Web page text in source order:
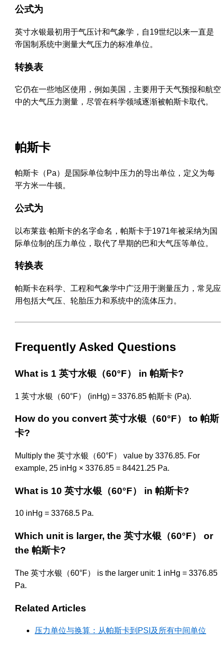
公式为
英寸水银最初用于气压计和气象学，自19世纪以来一直是
帝国制系统中测量大气压力的标准单位。
转换表
它仍在一些地区使用，例如美国，主要用于天气预报和航空
中的大气压力测量，尽管在科学领域逐渐被帕斯卡取代。
帕斯卡
帕斯卡（Pa）是国际单位制中压力的导出单位，定义为每
平方米一牛顿。
公式为
以布莱兹·帕斯卡的名字命名，帕斯卡于1971年被采纳为国
际单位制的压力单位，取代了早期的巴和大气压等单位。
转换表
帕斯卡在科学、工程和气象学中广泛用于测量压力，常见应
用包括大气压、轮胎压力和系统中的流体压力。
Frequently Asked Questions
What is 1 英寸水银（60°F） in 帕斯卡?
1 英寸水银（60°F） (inHg) = 3376.85 帕斯卡 (Pa).
How do you convert 英寸水银（60°F） to 帕斯
卡?
Multiply the 英寸水银（60°F） value by 3376.85. For
example, 25 inHg × 3376.85 = 84421.25 Pa.
What is 10 英寸水银（60°F） in 帕斯卡?
10 inHg = 33768.5 Pa.
Which unit is larger, the 英寸水银（60°F） or
the 帕斯卡?
The 英寸水银（60°F） is the larger unit: 1 inHg = 3376.85
Pa.
Related Articles
压力单位与换算：从帕斯卡到PSI及所有中间单位